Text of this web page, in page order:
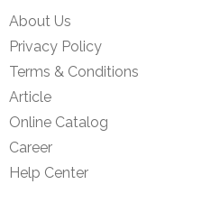
About Us
Privacy Policy
Terms & Conditions
Article
Online Catalog
Career
Help Center